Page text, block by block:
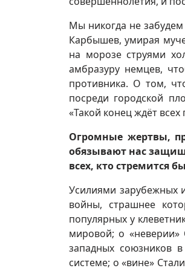
Мы никогда не
Карбышев, умирая
на морозе струями
амбразуру немцев,
противника. О том,
посреди городской
«Такой конец ждёт
Огромные жертвы,
обязывают нас
всех, кто стремится
Усилиями зарубежных
войны, страшнее
популярных у
мировой; о
западных союзников
системе; о «вине»